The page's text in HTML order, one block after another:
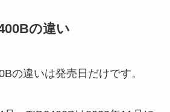
の違い
の違いは発売日だけです。